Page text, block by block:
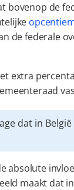
bovenop de
de federale
extra
absolute
maakt dat